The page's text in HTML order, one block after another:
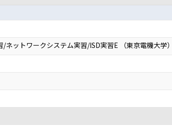
ットワークシステム実習/ISD実習E （東京電機大学）